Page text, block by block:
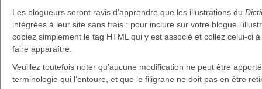
Les blogueurs seront ravis d’apprendre que les illustrations du
intégrées à leur site sans frais : pour inclure sur votre blogue
copiez simplement le tag HTML qui y est associé et collez celui-ci
faire apparaître.
Veuillez toutefois noter qu’aucune modification ne peut être
terminologie qui l’entoure, et que le filigrane ne doit pas en être